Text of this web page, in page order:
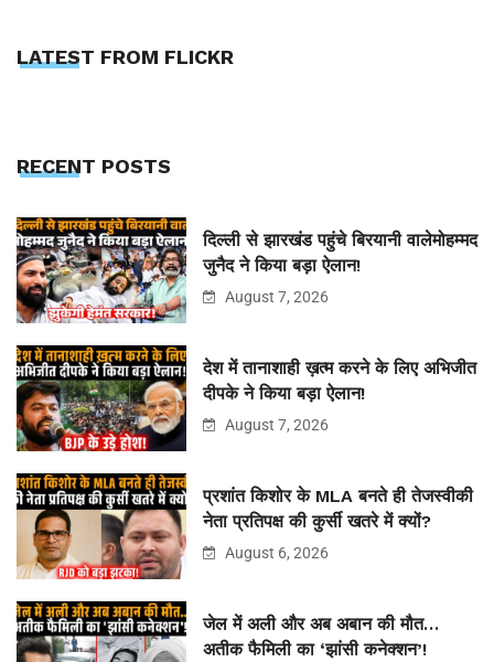
LATEST FROM FLICKR
RECENT POSTS
दिल्ली से झारखंड पहुंचे बिरयानी वालेमोहम्मद
जुनैद ने किया बड़ा ऐलान!
August 7, 2026
देश में तानाशाही ख़त्म करने के लिए अभिजीत
दीपके ने किया बड़ा ऐलान!
August 7, 2026
प्रशांत किशोर के MLA बनते ही तेजस्वीकी
नेता प्रतिपक्ष की कुर्सी खतरे में क्यों?
August 6, 2026
जेल में अली और अब अबान की मौत…
अतीक फैमिली का ‘झांसी कनेक्शन’!